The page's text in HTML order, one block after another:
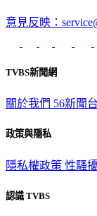
意見反映：
TVBS新聞網
關於我們 56新聞
政策與隱私
隱私權政策 性騷
認識 TVBS